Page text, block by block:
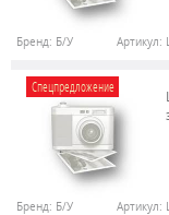
Бренд: Б/У Артикул:
Спецпредложение
Бренд: Б/У Артикул: